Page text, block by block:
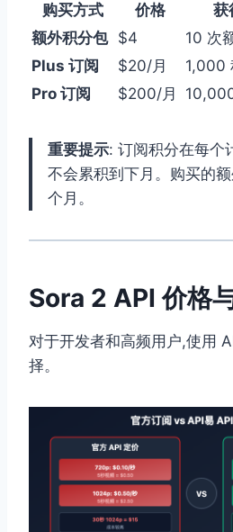
购买方式 价格 获
额外积分包 $4 10 次
Plus 订阅
$20/月 1,000
Pro 订阅
$200/月
重要提示: 订阅积分在每个
不会累积到下月。购买的
个月。
Sora 2 API 价格
对于开发者和高频用户,使用
择。